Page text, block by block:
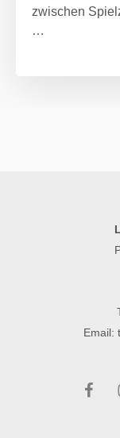
zwischen
…
Email: